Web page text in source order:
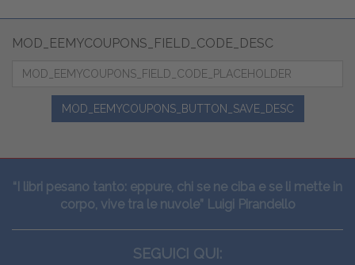
MOD_EEMYCOUPONS_FIELD_CODE_DESC
MOD_EEMYCOUPONS_BUTTON_SAVE_DESC
“I libri pesano tanto: eppure, chi se ne ciba e se li mette in
corpo, vive tra le nuvole” Luigi Pirandello
SEGUICI QUI: